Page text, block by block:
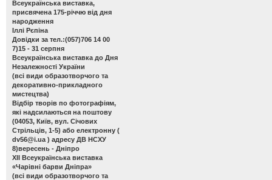
Всеукраїнська виставка,
присвячена 175-річчю від дня
народження
Іллі Рєпіна
Довідки за тел.:(057)706 14 00
7)15 - 31 серпня
Всеукраїнська виставка до Дня
Незалежності України
(всі види образотворчого та
декоративно-прикладного
мистецтва)
Відбір творів по фотографіям,
які надсилаються на поштову
(04053, Київ, вул. Січових
Стрільців, 1-5) або електронну (
dv56@i.ua ) адресу ДВ НСХУ
8)вересень - Дніпро
ХІІ Всеукраїнська виставка
«Чарівні барви Дніпра»
(всі види образотворчого та